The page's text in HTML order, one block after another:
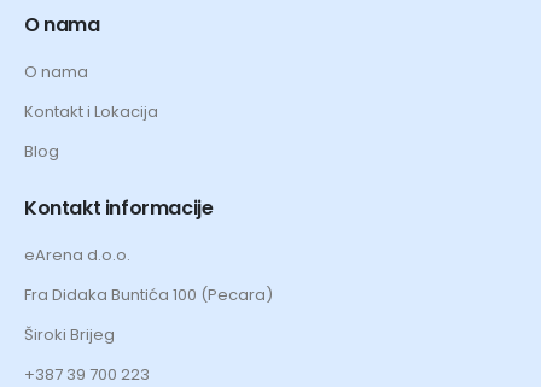
O nama
O nama
Kontakt i Lokacija
Blog
Kontakt informacije
eArena d.o.o.
Fra Didaka Buntića 100 (Pecara)
Široki Brijeg
+387 39 700 223